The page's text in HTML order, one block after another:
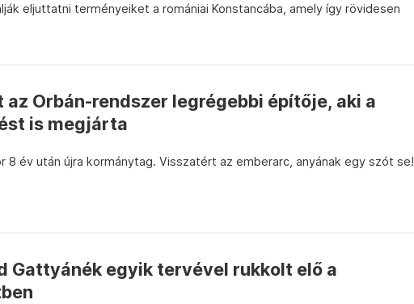
eljuttatni terményeiket a romániai Konstancába, amely így rövidesen
Orbán-rendszer legrégebbi építője, aki a
is megjárta
8 év után újra kormánytag. Visszatért az emberarc, anyának egy szót se!
Gattyánék egyik tervével rukkolt elő a